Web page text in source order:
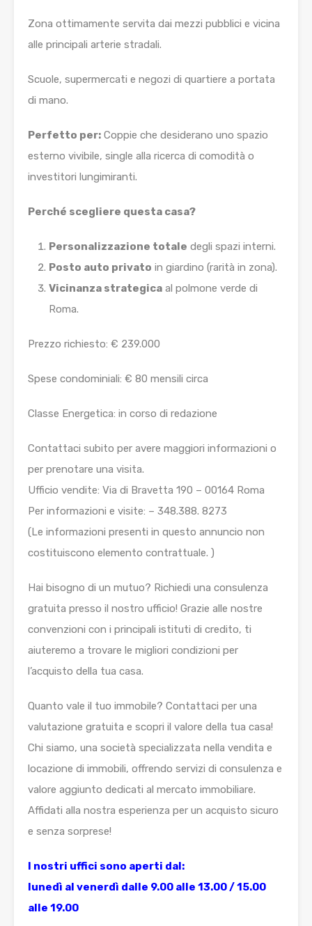
Zona ottimamente servita dai mezzi pubblici e vicina
alle principali arterie stradali.
Scuole, supermercati e negozi di quartiere a portata
di mano.
Perfetto per: Coppie che desiderano uno spazio
esterno vivibile, single alla ricerca di comodità o
investitori lungimiranti.
Perché scegliere questa casa?
Personalizzazione totale degli spazi interni.
Posto auto privato in giardino (rarità in zona).
Vicinanza strategica al polmone verde di
Roma.
Prezzo richiesto: € 239.000
Spese condominiali: € 80 mensili circa
Classe Energetica: in corso di redazione
Contattaci subito per avere maggiori informazioni o
per prenotare una visita.
Ufficio vendite: Via di Bravetta 190 – 00164 Roma
Per informazioni e visite: – 348.388. 8273
(Le informazioni presenti in questo annuncio non
costituiscono elemento contrattuale. )
Hai bisogno di un mutuo? Richiedi una consulenza
gratuita presso il nostro ufficio! Grazie alle nostre
convenzioni con i principali istituti di credito, ti
aiuteremo a trovare le migliori condizioni per
l’acquisto della tua casa.
Quanto vale il tuo immobile? Contattaci per una
valutazione gratuita e scopri il valore della tua casa!
Chi siamo, una società specializzata nella vendita e
locazione di immobili, offrendo servizi di consulenza e
valore aggiunto dedicati al mercato immobiliare.
Affidati alla nostra esperienza per un acquisto sicuro
e senza sorprese!
I nostri uffici sono aperti dal:
lunedì al venerdì dalle 9.00 alle 13.00 / 15.00
alle 19.00